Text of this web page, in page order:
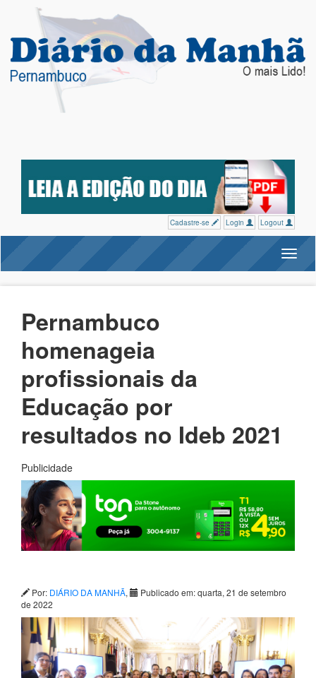
Cadastre-se Login Logout
Pernambuco
homenageia
profissionais da
Educação por
resultados no Ideb 2021
Publicidade
Por: DIÁRIO DA MANHÃ,
Publicado em: quarta, 21 de setembro
de 2022